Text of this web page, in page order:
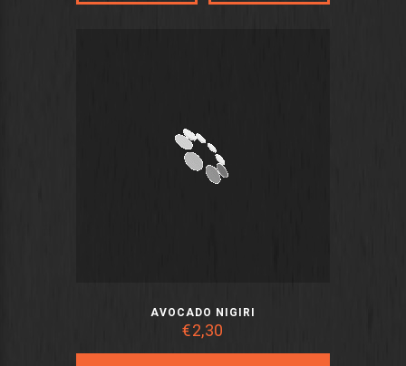
AVOCADO NIGIRI
€2,30